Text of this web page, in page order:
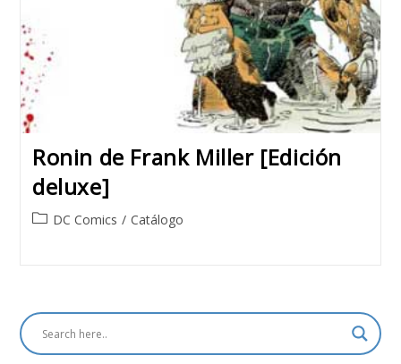
Ronin de Frank Miller [Edición
deluxe]
PostDC Comics / Catálogo